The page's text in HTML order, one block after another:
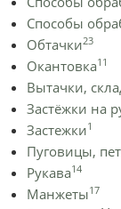
Способы
Обтачки23
Окантовка11
Вытачки,
Застёжки на
Застежки1
Пуговицы,
Рукава14
Манжеты17